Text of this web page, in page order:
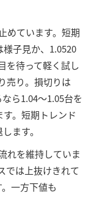
めています。短期
様子見か、1.0520
を待って軽く試し
売り。損切りは
ら1.04～1.05台を
。短期トレンド
ます。
れを維持していま
では上抜けきれて
一方下値も